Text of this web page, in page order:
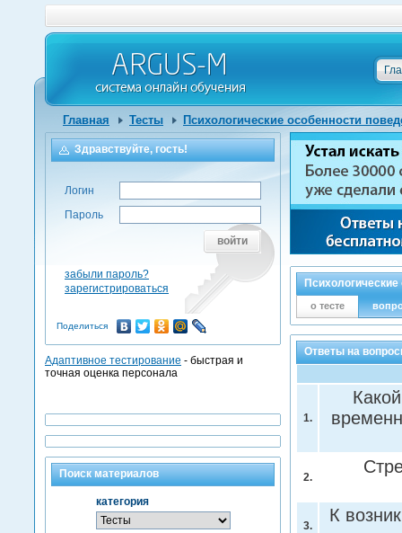
Главная Тесты Психологические особенности
о тесте
Ответы на
1.
2.
3.
К
Здравствуйте, гость!
Логин
Пароль
войти
забыли пароль?
зарегистрироваться
Поделиться
Адаптивное тестирование - быстрая и
точная оценка персонала
Поиск материалов
категория